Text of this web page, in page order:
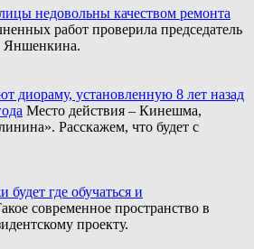
недовольны качеством ремонта
работ проверила председатель
Яншенкина.
диораму, установленную 8 лет назад
Место действия – Кинешма,
Расскажем, что будет с
где обучаться и
современное пространство в
проекту.